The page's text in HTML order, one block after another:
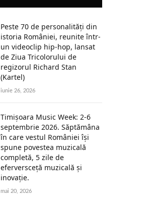
Peste 70 de personalități din
istoria României, reunite într-
un videoclip hip-hop, lansat
de Ziua Tricolorului de
regizorul Richard Stan
(Kartel)
iunie 26, 2026
Timișoara Music Week: 2-6
septembrie 2026. Săptămâna
în care vestul României își
spune povestea muzicală
completă, 5 zile de
eferversceță muzicală și
inovație.
mai 20, 2026